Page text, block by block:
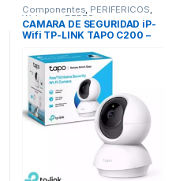
Componentes, PERIFÉRICOS,
Webcam , REDES
CAMARA DE SEGURIDAD iP-
Wifi TP-LINK TAPO C200 –